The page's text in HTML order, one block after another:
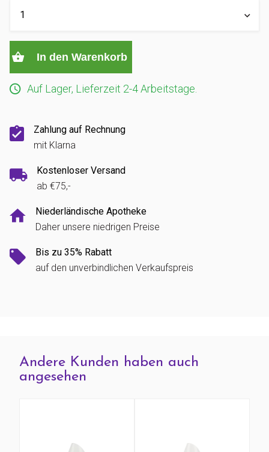
In den Warenkorb
Auf Lager, Lieferzeit 2-4 Arbeitstage.
Zahlung auf Rechnung
mit Klarna
Kostenloser Versand
ab €75,-
Niederländische Apotheke
Daher unsere niedrigen Preise
Bis zu 35% Rabatt
auf den unverbindlichen Verkaufspreis
Andere Kunden haben auch
angesehen